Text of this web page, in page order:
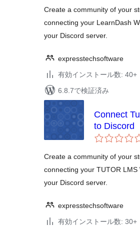
Create a community of your
connecting your LearnDash
your Discord server.
expresstechsoftware
有効インストール数: 40+
6.8.7で検証済み
Connect
to Discord
Create a community of your
connecting your TUTOR LMS
your Discord server.
expresstechsoftware
有効インストール数: 30+